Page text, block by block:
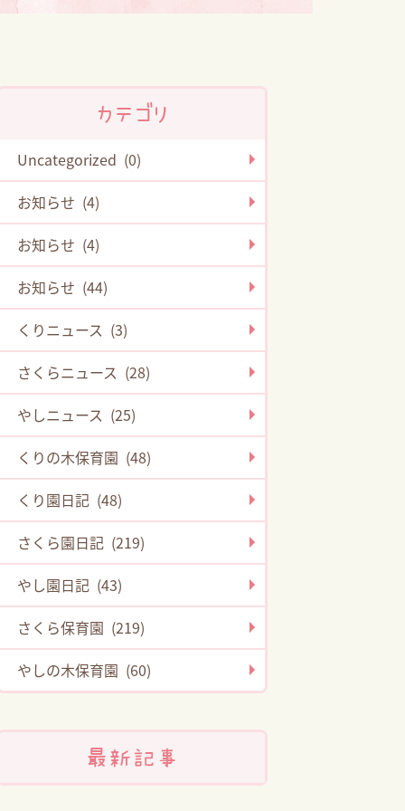
カテゴリ
Uncategorized (0)
お知らせ (4)
お知らせ (4)
お知らせ (44)
くりニュース (3)
さくらニュース (28)
やしニュース (25)
くりの木保育園 (48)
くり園日記 (48)
さくら園日記 (219)
やし園日記 (43)
さくら保育園 (219)
やしの木保育園 (60)
最新記事